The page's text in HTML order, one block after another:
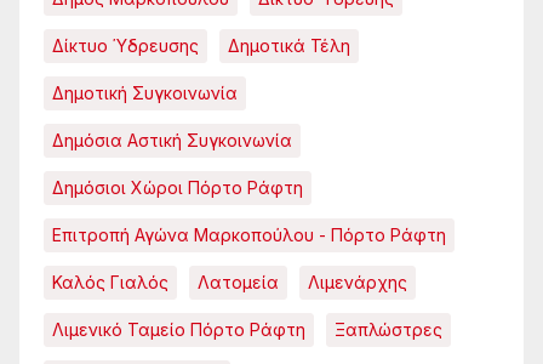
Δίκτυο Ύδρευσης Δημοτικά Τέλη
Δημοτική Συγκοινωνία
Δημόσια Αστική Συγκοινωνία
Δημόσιοι Χώροι Πόρτο Ράφτη
Επιτροπή Αγώνα Μαρκοπούλου - Πόρτο Ράφτη
Καλός Γιαλός Λατομεία Λιμενάρχης
Λιμενικό Ταμείο Πόρτο Ράφτη Ξαπλώστρες